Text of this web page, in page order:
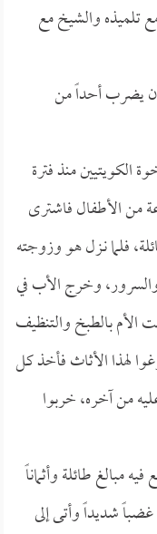
تلميذه والشيخ مع
يضرب أحداً من
الكويتيين منذ فترة
من الأطفال فاشترى
فلما نـزل هو وزوجته
والسرور، وخرج الأب في
الأم بالطبخ والتنظيف
لهذا الأثاث فأخذ كل
من آخره، خربوا
مبالغ طائلة وأثماناً
شديداً وأتى إلى